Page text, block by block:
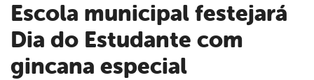
Escola municipal festejará
Dia do Estudante com
gincana especial